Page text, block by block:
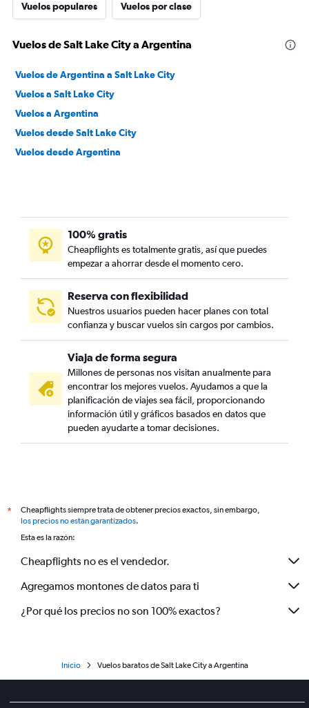
Vuelos populares Vuelos por clase
Vuelos de Salt Lake City a Argentina
Vuelos de Argentina a Salt Lake City
Vuelos a Salt Lake City
Vuelos a Argentina
Vuelos desde Salt Lake City
Vuelos desde Argentina
100% gratis
Cheapflights es totalmente gratis, así que puedes
empezar a ahorrar desde el momento cero.
Reserva con flexibilidad
Nuestros usuarios pueden hacer planes con total
confianza y buscar vuelos sin cargos por cambios.
Viaja de forma segura
Millones de personas nos visitan anualmente para
encontrar los mejores vuelos. Ayudamos a que la
planificación de viajes sea fácil, proporcionando
información útil y gráficos basados en datos que
pueden ayudarte a tomar decisiones.
*
Cheapflights siempre trata de obtener precios exactos, sin embargo,
los precios no están garantizados.
Esta es la razón:
Cheapflights no es el vendedor.
Agregamos montones de datos para ti
¿Por qué los precios no son 100% exactos?
Inicio Vuelos baratos de Salt Lake City a Argentina